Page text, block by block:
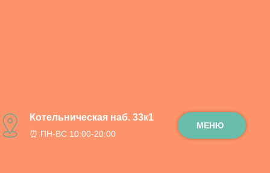
Котельническая наб. 33к1
⏰ ПН-ВС 10:00-20:00
МЕНЮ